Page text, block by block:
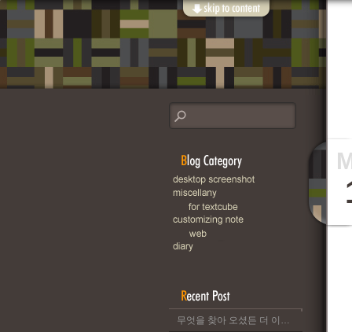
무엇을 찾아 오셨든 더 이상 이 블로그는 운영되지 않습니다..